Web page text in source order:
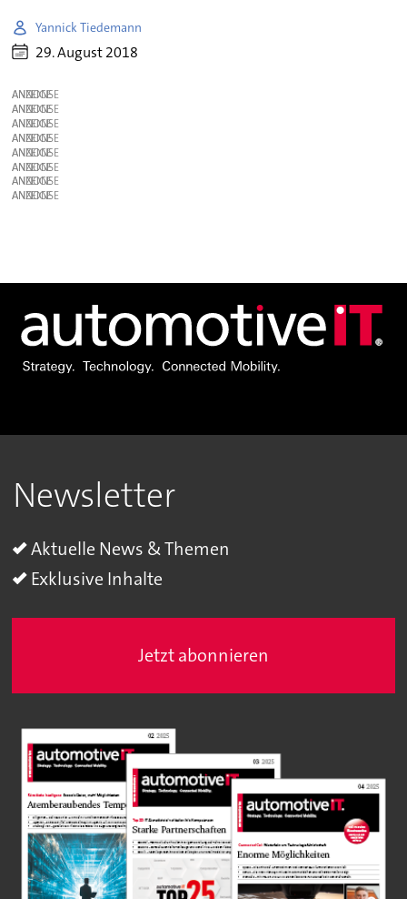
Yannick Tiedemann
29. August 2018
ANZEIGE
ANZEIGE
ANZEIGE
ANZEIGE
ANZEIGE
ANZEIGE
ANZEIGE
ANZEIGE
Newsletter
Aktuelle News & Themen
Exklusive Inhalte
Jetzt abonnieren